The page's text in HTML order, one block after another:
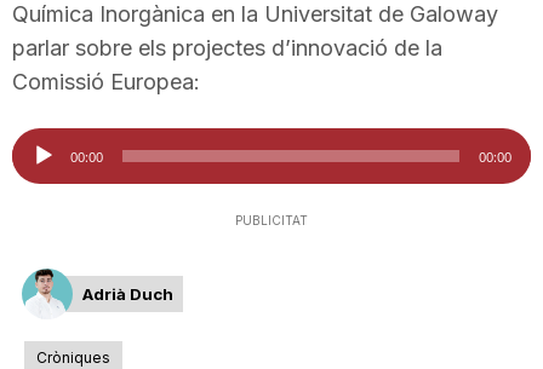
o
n
Química Inorgànica en la Universitat de Galoway
parlar sobre els projectes d’innovació de la
Comissió Europea:
Reproductor
d'àudio
00:00 00:00
PUBLICITAT
Adrià Duch
Cròniques